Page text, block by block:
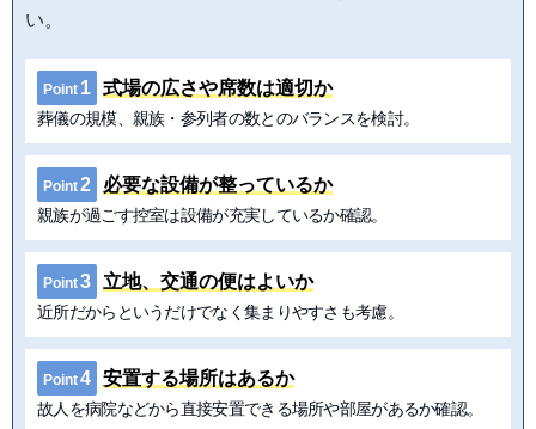
い。
Point 1 式場の広さや席数は適切か
葬儀の規模、親族・参列者の数とのバランスを検討。
Point2 必要な設備が整っているか
親族が過ごす控室は設備が充実しているか確認。
Point3 立地、交通の便はよいか
近所だからというだけでなく集まりやすさも考慮。
Point4 安置する場所はあるか
故人を病院などから直接安置できる場所や部屋があるか確認。